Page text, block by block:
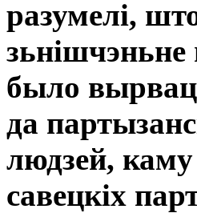
разумелі,
зьнішчэньне
было
да
людзей, каму
савецкіх